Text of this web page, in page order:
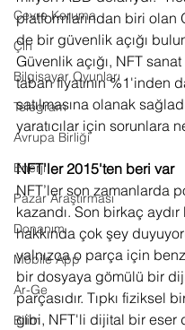
Çevre Koruma
Çin
Bilgisayar Oyunları
Telegram
Avrupa Birliği
Enerji
Pazar Araştırması
Donanım
Mobile App
Ar-Ge
Bilim
platformlarından biri olan
de bir güvenlik açığı
Güvenlik açığı, NFT
taban fiyatının %1'inden
satılmasına olanak
yaratıcılar için sorunlara
NFT'ler 2015'ten beri var
NFT’ler son zamanlarda
kazandı. Son birkaç aydır
hakkında çok şey
yalnızca o parça için
bir dosyaya gömülü bir
parçasıdır. Tıpkı fiziksel
gibi, NFT'li dijital bir eser